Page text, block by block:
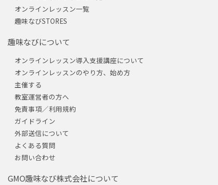
オンラインレッスン一覧
趣味なびSTORES
趣味なびについて
オンラインレッスン導入支援講座について
オンラインレッスンのやり方、始め方
主催する
教室運営者の方へ
免責事項／利用規約
ガイドライン
外部送信について
よくある質問
お問い合わせ
GMO趣味なび株式会社について